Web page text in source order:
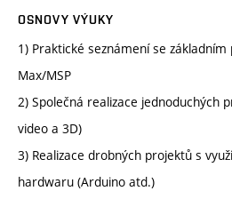
OSNOVY VÝUKY
1) Praktické seznámení se
Max/MSP
2) Společná realizace jednoduchých
video a 3D)
3) Realizace drobných projektů s
hardwaru (Arduino atd.)